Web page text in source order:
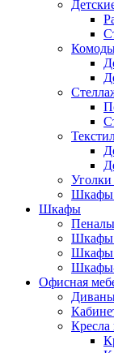
Шкафы
Шкафы
Пеналы
Шкафы
Шкафы
Офисная